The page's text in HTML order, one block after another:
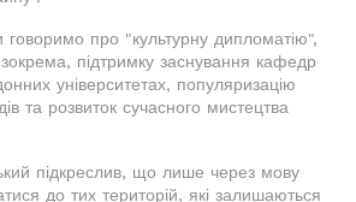
говоримо про "культурну дипломатію",
підтримку заснування кафедр
університетах, популяризацію
та розвиток сучасного мистецтва
підкреслив, що лише через мову
до тих територій, які залишаються